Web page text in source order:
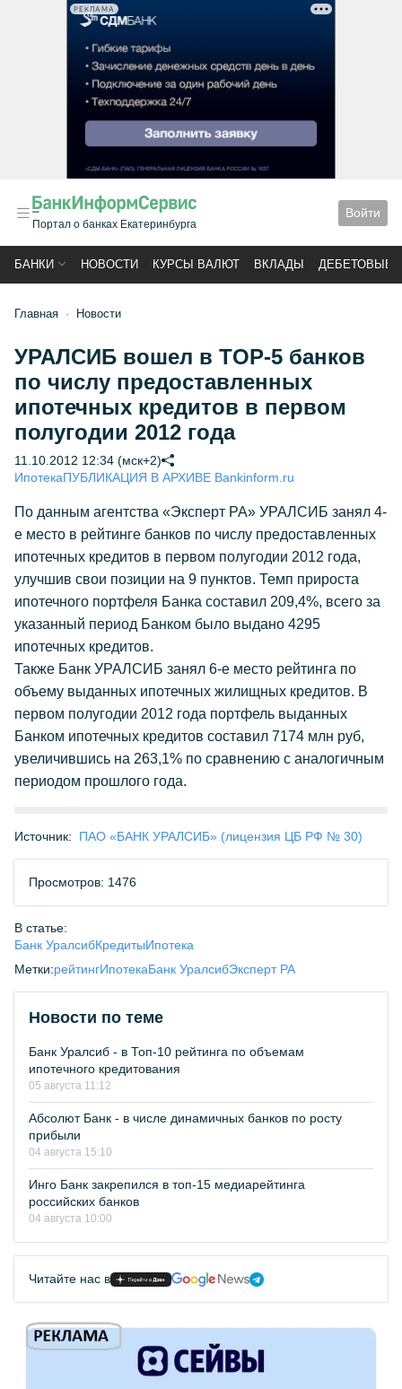
РЕКЛАМА
Портал о банках Екатеринбурга
Войти
БАНКИ НОВОСТИ КУРСЫ ВАЛЮТ ВКЛАДЫ ДЕБЕТОВЫЕ
Главная Новости
УРАЛСИБ вошел в TOP-5 банков
по числу предоставленных
ипотечных кредитов в первом
полугодии 2012 года
11.10.2012 12:34 (мск+2)
ИпотекаПУБЛИКАЦИЯ В АРХИВЕ Bankinform.ru
По данным агентства «Эксперт РА» УРАЛСИБ занял 4-
е место в рейтинге банков по числу предоставленных
ипотечных кредитов в первом полугодии 2012 года,
улучшив свои позиции на 9 пунктов. Темп прироста
ипотечного портфеля Банка составил 209,4%, всего за
указанный период Банком было выдано 4295
ипотечных кредитов.
Также Банк УРАЛСИБ занял 6-е место рейтинга по
объему выданных ипотечных жилищных кредитов. В
первом полугодии 2012 года портфель выданных
Банком ипотечных кредитов составил 7174 млн руб,
увеличившись на 263,1% по сравнению с аналогичным
периодом прошлого года.
Источник: ПАО «БАНК УРАЛСИБ» (лицензия ЦБ РФ № 30)
Просмотров: 1476
В статье:
Банк УралсибКредитыИпотека
Метки:рейтингИпотекаБанк УралсибЭксперт РА
Новости по теме
Банк Уралсиб - в Топ-10 рейтинга по объемам
ипотечного кредитования
05 августа 11:12
Абсолют Банк - в числе динамичных банков по росту
прибыли
04 августа 15:10
Инго Банк закрепился в топ-15 медиарейтинга
российских банков
04 августа 10:00
Читайте нас в